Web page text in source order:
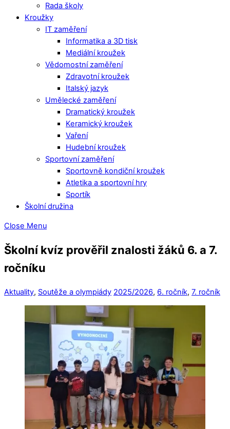
Rada školy
Kroužky
IT zaměření
Informatika a 3D tisk
Mediální kroužek
Vědomostní zaměření
Zdravotní kroužek
Italský jazyk
Umělecké zaměření
Dramatický kroužek
Keramický kroužek
Vaření
Hudební kroužek
Sportovní zaměření
Sportovně kondiční kroužek
Atletika a sportovní hry
Sportík
Školní družina
Close Menu
Školní kvíz prověřil znalosti žáků 6. a 7.
ročníku
Aktuality, Soutěže a olympiády 2025/2026, 6. ročník, 7. ročník